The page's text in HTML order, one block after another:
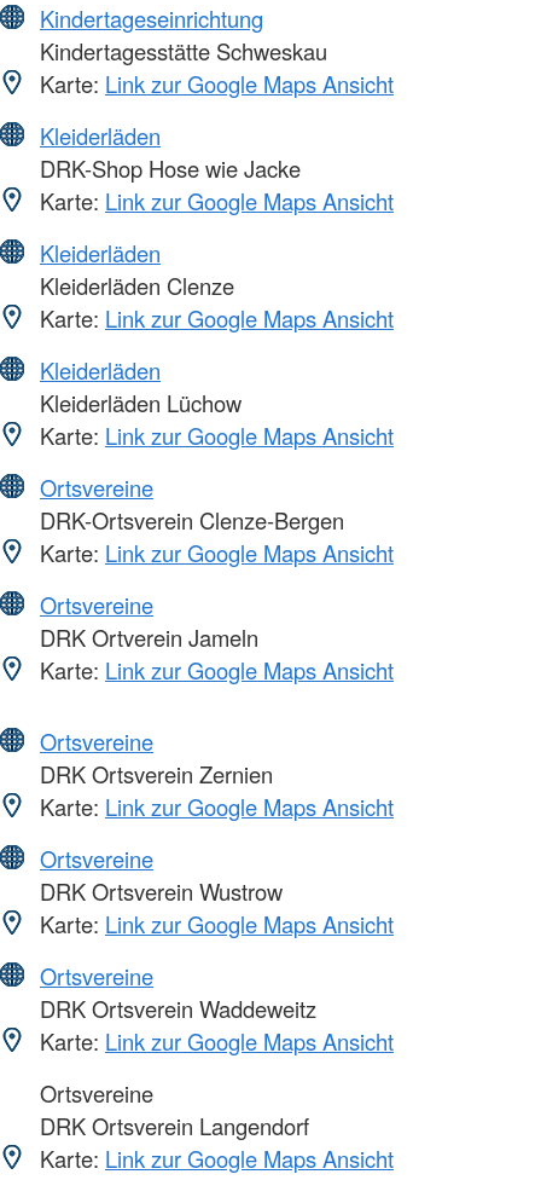
Kindertageseinrichtung
Kindertagesstätte Schweskau
Karte: Link zur Google Maps Ansicht
Kleiderläden
DRK-Shop Hose wie Jacke
Karte: Link zur Google Maps Ansicht
Kleiderläden
Kleiderläden Clenze
Karte: Link zur Google Maps Ansicht
Kleiderläden
Kleiderläden Lüchow
Karte: Link zur Google Maps Ansicht
Ortsvereine
DRK-Ortsverein Clenze-Bergen
Karte: Link zur Google Maps Ansicht
Ortsvereine
DRK Ortverein Jameln
Karte: Link zur Google Maps Ansicht
Ortsvereine
DRK Ortsverein Zernien
Karte: Link zur Google Maps Ansicht
Ortsvereine
DRK Ortsverein Wustrow
Karte: Link zur Google Maps Ansicht
Ortsvereine
DRK Ortsverein Waddeweitz
Karte: Link zur Google Maps Ansicht
Ortsvereine
DRK Ortsverein Langendorf
Karte: Link zur Google Maps Ansicht